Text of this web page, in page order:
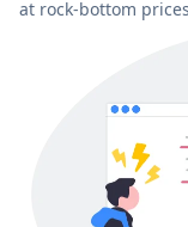
at rock-bottom prices